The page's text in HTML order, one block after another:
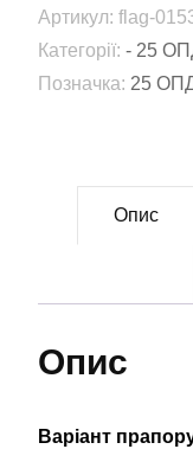
батальйон
25-
та
Січеславська
бригада
(flag-
кількість
Артикул: flag-
Категорії: - 25
Позначка: 25
Опис
Опис
Варіант